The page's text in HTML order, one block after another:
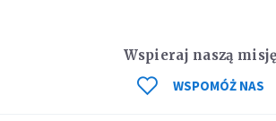
Wspieraj naszą misję
WSPOMÓŻ NAS